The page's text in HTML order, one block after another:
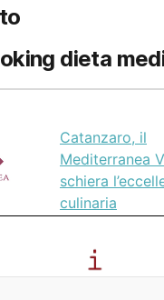
dieta
Catanzaro, il
Mediterranea
schiera
culinaria